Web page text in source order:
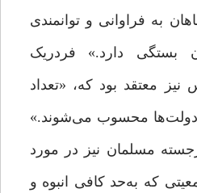
به فراوانی و توانمندی
بستگی دارد.» فردریک
نیز معتقد بود که، «تعداد
دولت‌ها محسوب می‌شوند.»
مسلمان نیز در مورد
که به‌حد کافی انبوه و